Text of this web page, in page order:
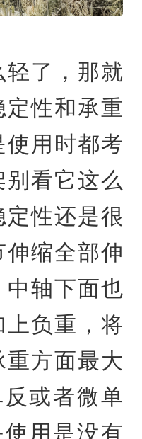
轻了，那就
性和承重
用时都考
别看它这么
性还是很
缩全部伸
中轴下面也
负重，将
方面最大
或者微单
使用是没有